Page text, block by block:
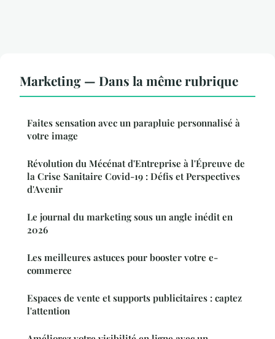
Marketing — Dans la même rubrique
Faites sensation avec un parapluie personnalisé à
votre image
Révolution du Mécénat d'Entreprise à l'Épreuve de
la Crise Sanitaire Covid-19 : Défis et Perspectives
d'Avenir
Le journal du marketing sous un angle inédit en
2026
Les meilleures astuces pour booster votre e-
commerce
Espaces de vente et supports publicitaires : captez
l'attention